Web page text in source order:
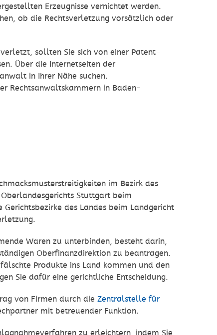
Erzeugnisse vernichtet werden.
ob die Rechtsverletzung vorsätzlich oder
sollten Sie sich von einer Patent-
Über die Internetseiten der
in Ihrer Nähe suchen.
Rechtsanwaltskammern in Baden-
im Bezirk des
Stuttgart beim
des Landes beim Landgericht
Waren zu unterbinden, besteht darin,
Oberfinanzdirektion zu beantragen.
Produkte ins Land kommen und den
Sie dafür eine gerichtliche Entscheidung.
von Firmen durch dieZentralstelle für
mit betreuender Funktion.
zu erleichtern, indem Sie